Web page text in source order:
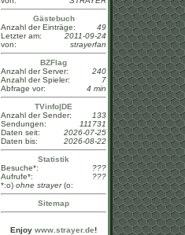
Gästebuch
Anzahl der Einträge:
49
Letzter am:
2011-09-24
von:
strayerfan
BZFlag
Anzahl der Server:
240
Anzahl der Spieler:
7
Abfrage vor:
4 min
TVinfo|DE
Anzahl der Sender:
133
Sendungen:
111731
Daten seit:
2026-07-25
Daten bis:
2026-08-22
Statistik
Besuche*:
???
Aufrufe*:
???
*:o) ohne strayer(o:
Sitemap
Enjoy www.strayer.de!